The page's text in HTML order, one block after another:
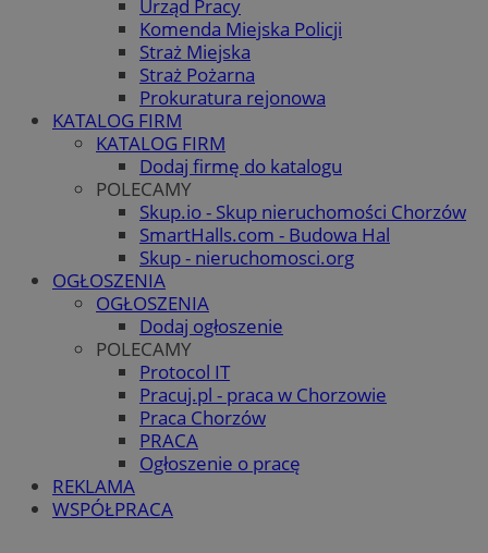
Urząd Pracy
Komenda Miejska Policji
Straż Miejska
Straż Pożarna
Prokuratura rejonowa
KATALOG FIRM
KATALOG FIRM
Dodaj firmę do katalogu
POLECAMY
Skup.io - Skup nieruchomości Chorzów
SmartHalls.com - Budowa Hal
Skup - nieruchomosci.org
OGŁOSZENIA
OGŁOSZENIA
Dodaj ogłoszenie
POLECAMY
Protocol IT
Pracuj.pl - praca w Chorzowie
Praca Chorzów
PRACA
Ogłoszenie o pracę
REKLAMA
WSPÓŁPRACA